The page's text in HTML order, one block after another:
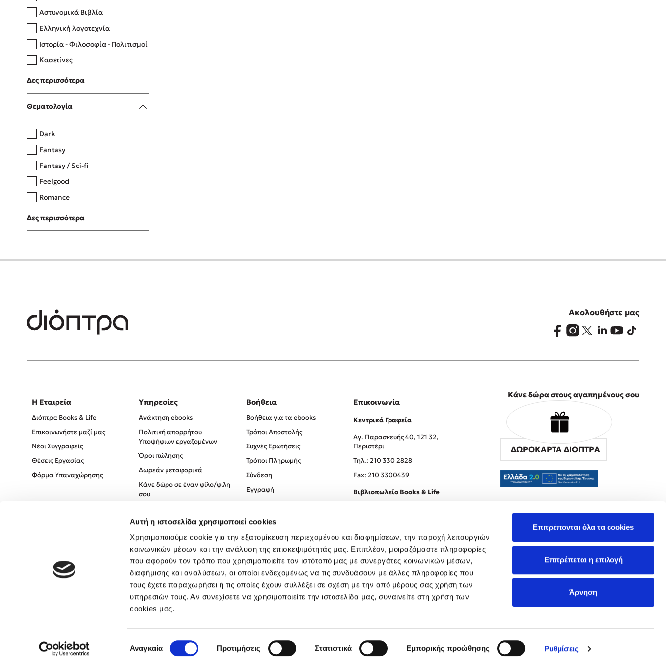
Αυτή η ιστοσελίδα χρησιμοποιεί cookies
Χρησιμοποιούμε cookie για την εξατομίκευση περιεχομένου και διαφημίσεων, την παροχή λειτουργιών
κοινωνικών μέσων και την ανάλυση της επισκεψιμότητάς μας. Επιπλέον, μοιραζόμαστε πληροφορίες
που αφορούν τον τρόπο που χρησιμοποιείτε τον ιστότοπό μας με συνεργάτες κοινωνικών μέσων,
διαφήμισης και αναλύσεων, οι οποίοι ενδεχομένως να τις συνδυάσουν με άλλες πληροφορίες που
τους έχετε παραχωρήσει ή τις οποίες έχουν συλλέξει σε σχέση με την από μέρους σας χρήση των
υπηρεσιών τους. Αν συνεχίσετε να χρησιμοποιείτε την ιστοσελίδα μας, συναινείτε στη χρήση των
cookies μας.
συγκατάθεσης
Αναγκαία Προτιμήσεις Στατιστικά Εμπορικής προώθησης Ρυθμίσεις
Επιτρέπονται όλα τα cookies
Επιτρέπεται η επιλογή
Άρνηση
Δανάη Δεληγεώργη
Πάνω, κάτω, μπροστά, πίσω
Η μέθοδος Αφήστε τους
Αστυνομικά Βιβλία
Ελληνική λογοτεχνία
Ιστορία - Φιλοσοφία - Πολιτισμοί
Κασετίνες
Λευκώματα - Έγχρωμοι οδηγοί
Μαγειρική
Δες περισσότερα
Θεματολογία
Dark
Fantasy
Fantasy / Sci-fi
Feelgood
Romance
Upmarket
Young Adult
Δες περισσότερα
Ακολουθήστε μας
Η Εταιρεία
Διόπτρα Books & Life
Επικοινωνήστε μαζί μας
Νέοι Συγγραφείς
Θέσεις Εργασίας
Φόρμα Υπαναχώρησης
Υπηρεσίες
Ανάκτηση ebooks
Πολιτική απορρήτου
Υποψήφιων εργαζομένων
Όροι πώλησης
Δωρεάν μεταφορικά
Κάνε δώρο σε έναν φίλο/φίλη
σου
Πολιτική Απορρήτου
Όροι χρήσης
Βοήθεια
Βοήθεια για τα ebooks
Τρόποι Αποστολής
Συχνές Ερωτήσεις
Τρόποι Πληρωμής
Σύνδεση
Εγγραφή
Επικοινωνία
Κεντρικά Γραφεία
Αγ. Παρασκευής 40, 121 32,
Περιστέρι
Tηλ.: 210 330 2828
Fax: 210 3300439
Βιβλιοπωλείο Books & Life
Κάνε δώρα στους αγαπημένους σου
ΔΩΡΟΚΑΡΤΑ ΔΙΟΠΤΡΑ
Created by Powered by